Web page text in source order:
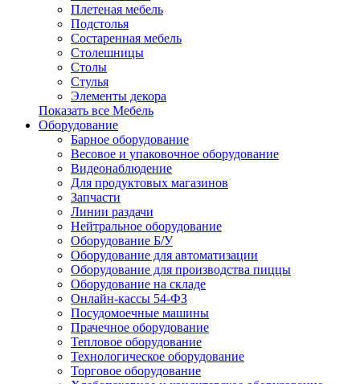
Плетеная мебель
Подстолья
Состаренная мебель
Столешницы
Столы
Стулья
Элементы декора
Показать все Мебель
Оборудование
Барное оборудование
Весовое и упаковочное оборудование
Видеонаблюдение
Для продуктовых магазинов
Запчасти
Линии раздачи
Нейтральное оборудование
Оборудование Б/У
Оборудование для автоматизации
Оборудование для производства пиццы
Оборудование на складе
Онлайн-кассы 54-ФЗ
Посудомоечные машины
Прачечное оборудование
Тепловое оборудование
Технологическое оборудование
Торговое оборудование